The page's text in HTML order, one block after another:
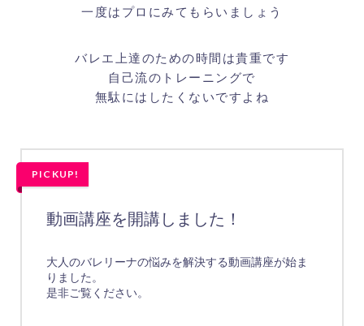
一度はプロにみてもらいましょう
バレエ上達のための時間は貴重です
自己流のトレーニングで
無駄にはしたくないですよね
PICKUP!
動画講座を開講しました！
大人のバレリーナの悩みを解決する動画講座が始ま
りました。
是非ご覧ください。